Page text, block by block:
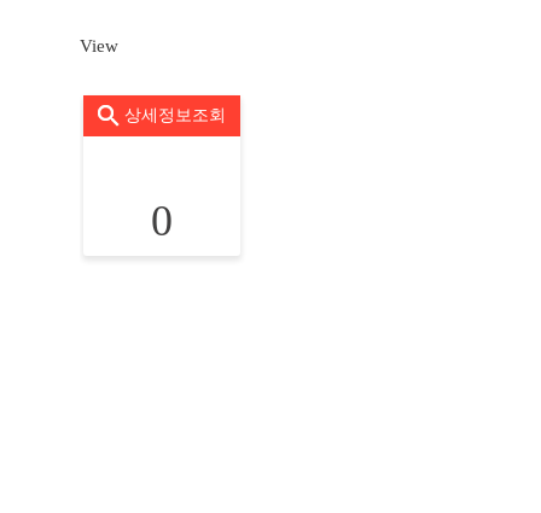
View
상세정보조회
0